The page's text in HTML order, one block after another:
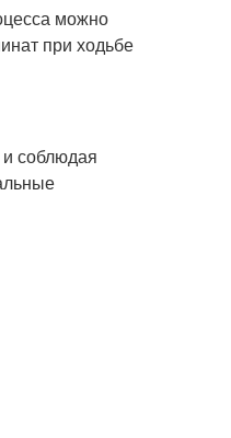
можно
при ходьбе
соблюдая